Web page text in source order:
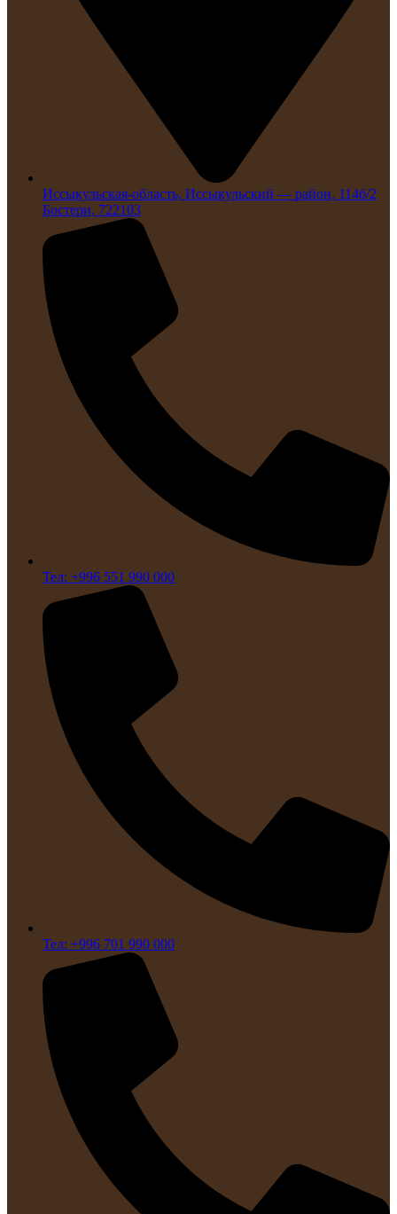
Иссыкульская-область, Иссыкульский — район, 114б/2
Бостери, 722103
Тел: +996 551 990 000
Тел: +996 701 990 000